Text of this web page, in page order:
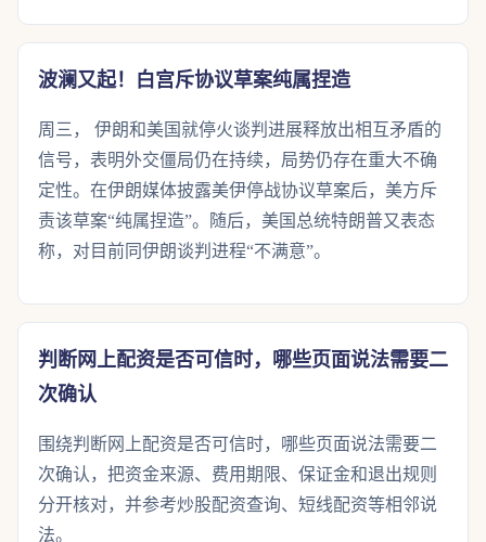
波澜又起！白宫斥协议草案纯属捏造
周三， 伊朗和美国就停火谈判进展释放出相互矛盾的
信号，表明外交僵局仍在持续，局势仍存在重大不确
定性。在伊朗媒体披露美伊停战协议草案后，美方斥
责该草案“纯属捏造”。随后，美国总统特朗普又表态
称，对目前同伊朗谈判进程“不满意”。
判断网上配资是否可信时，哪些页面说法需要二
次确认
围绕判断网上配资是否可信时，哪些页面说法需要二
次确认，把资金来源、费用期限、保证金和退出规则
分开核对，并参考炒股配资查询、短线配资等相邻说
法。